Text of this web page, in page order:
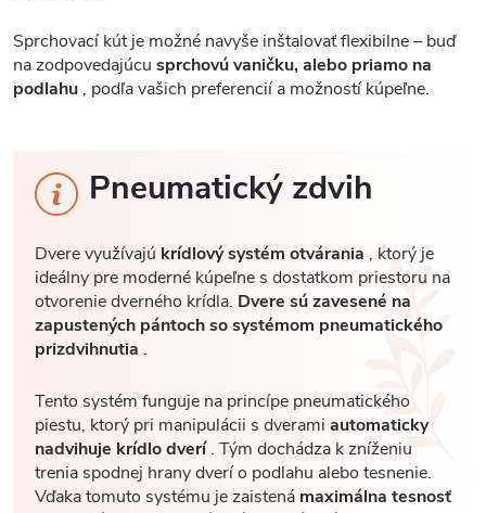
Sprchovací kút je možné navyše inštalovať flexibilne – buď
na zodpovedajúcu sprchovú vaničku, alebo priamo na
podlahu , podľa vašich preferencií a možností kúpeľne.
Pneumatický zdvih
Dvere využívajú krídlový systém otvárania , ktorý je
ideálny pre moderné kúpeľne s dostatkom priestoru na
otvorenie dverného krídla. Dvere sú zavesené na
zapustených pántoch so systémom pneumatického
prizdvihnutia .
Tento systém funguje na princípe pneumatického
piestu, ktorý pri manipulácii s dverami automaticky
nadvihuje krídlo dverí. Tým dochádza k zníženiu
trenia spodnej hrany dverí o podlahu alebo tesnenie.
Vďaka tomuto systému je zaistená maximálna tesnosť